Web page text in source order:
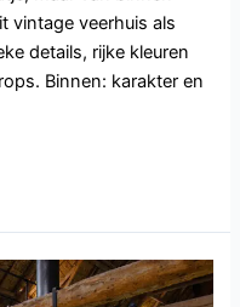
vintage veerhuis als
details, rijke kleuren
Binnen: karakter en